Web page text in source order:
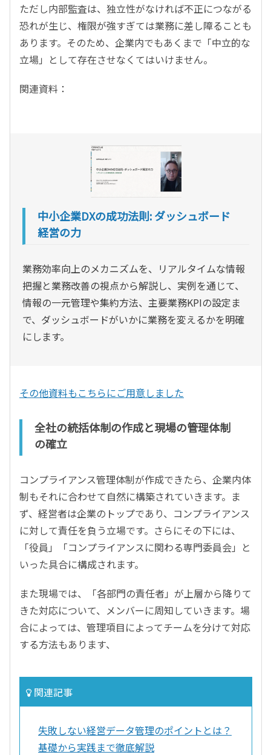
ただし内部監査は、独立性がなければ不正につながる
恐れが生じ、権限が強すぎては業務に差し障ることも
あります。そのため、企業内でもあくまで「中立的な
立場」として存在させなくてはいけません。
関連資料：
中小企業DXの成功法則: ダッシュボード
経営の力
業務効率向上のメカニズムを、リアルタイムな情報
把握と業務改善の視点から解説し、実例を通じて、
情報の一元管理や集約方法、主要業務KPIの設定ま
で、ダッシュボードがいかに業務を変えるかを明確
にします。
その他資料もこちらにご用意しました
全社の統括体制の作成と現場の管理体制
の確立
コンプライアンス管理体制が作成できたら、企業内体
制もそれに合わせて自然に構築されていきます。ま
ず、経営者は企業のトップであり、コンプライアンス
に対して責任を負う立場です。さらにその下には、
「役員」「コンプライアンスに関わる専門委員会」と
いった具合に構成されます。
また現場では、「各部門の責任者」が上層から降りて
きた対応について、メンバーに周知していきます。場
合によっては、管理項目によってチームを分けて対応
する方法もあります、
関連記事
失敗しない経営データ管理のポイントとは？
基礎から実践まで徹底解説